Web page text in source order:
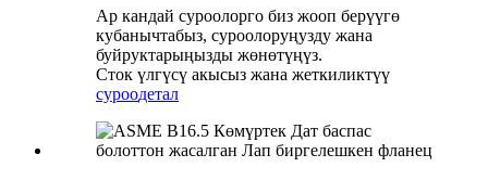
Ар кандай суроолорго биз жооп берүүгө
кубанычтабыз, суроолоруңузду жана
буйруктарыңызды жөнөтүңүз.
Сток үлгүсү акысыз жана жеткиликтүү
суроодетал